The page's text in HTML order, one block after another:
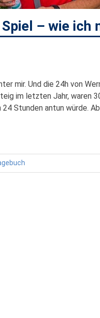
– wie ich
mir. Und die 24h von
im letzten Jahr, waren
Stunden antun würde.